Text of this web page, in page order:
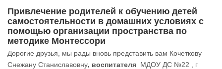
Привлечение родителей к обучению детей
самостоятельности в домашних условиях с
помощью организации пространства по
методике Монтессори
Дорогие друзья, мы рады вновь представить вам Кочеткову
Снежану Станиславовну, воспитателя МДОУ ДС №22 , г